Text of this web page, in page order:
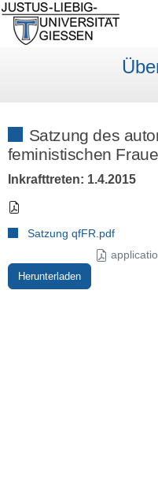
Satzung des
feministischen
Inkrafttreten: 1.4.2015
Satzung qfFR.pdf
Herunterladen